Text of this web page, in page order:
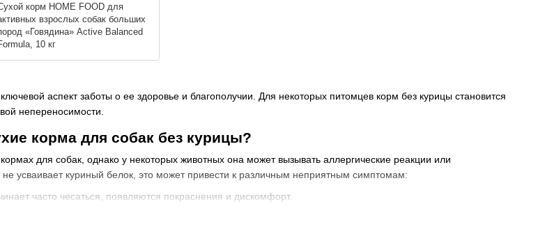
аспект заботы о ее здоровье и благополучии. Для некоторых питомцев корм без курицы становится
непереносимости.
корма для собак без курицы?
для собак, однако у некоторых животных она может вызывать аллергические реакции или
усваивает куриный белок, это может привести к различным неприятным симптомам:
часто чесаться, появляются покраснения и дискомфорт.
корм HOME FOOD для
взрослых собак больших
«Говядина» Active Balanced
10 кг